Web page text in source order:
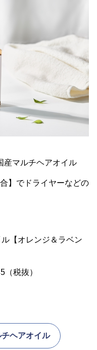
産マルチヘアオイル
】でドライヤーなどの
【オレンジ＆ラベン
税抜）
ヘアオイル